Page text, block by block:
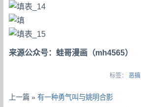
来源公众号：蛙哥漫画（mh4565）
标签： 恶搞
上一篇 »有一种勇气叫与姚明合影